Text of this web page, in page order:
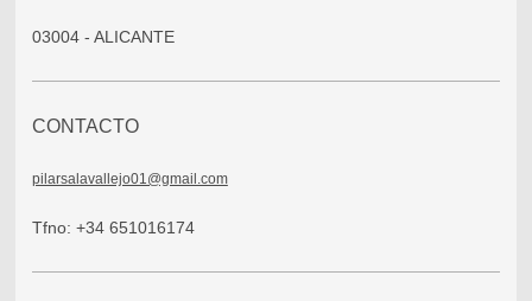
03004 - ALICANTE
CONTACTO
pilarsalavallejo01@gmail.com
Tfno: +34 651016174